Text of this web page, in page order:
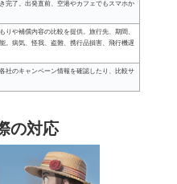
完了。出発直前、空港やカフェでもスマホか
りや補償内容の比較を提供。旅行先、期間、
。病気、怪我、盗難、携行品損害、飛行機遅
社のキャンペーン情報を確認したり、比較サ
の対応